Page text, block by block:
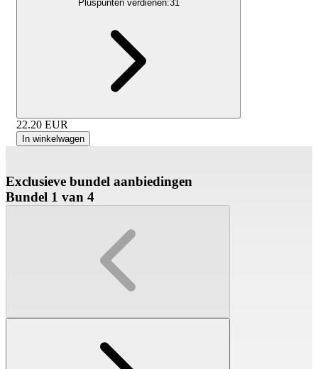
Pluspunten verdienen:31
22.20 EUR
In winkelwagen
Exclusieve bundel aanbiedingen
Bundel 1 van 4